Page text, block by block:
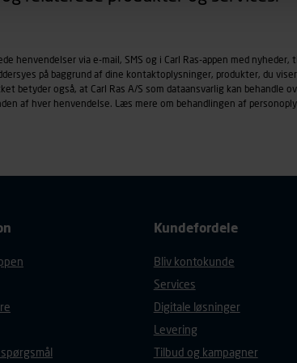
(hjemmeside og app), herunder færden på
søgeord, IP-adresse, informationer om
henvendelser via e-mail, SMS og i Carl Ras-appen med nyheder,
på baggrund af dine kontaktoplysninger, produkter, du
betyder også, at Carl Ras A/S som dataansvarlig kan behandle
af hver henvendelse. Læs mere om behandlingen af
Kundefordele
Bliv kontokunde
Services
Digitale løsninger
Levering
Tilbud og kampagner